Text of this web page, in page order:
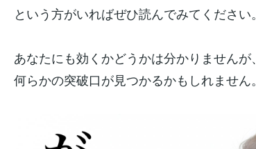
という方がいればぜひ読んでみてください。
あなたにも効くかどうかは分かりませんが、
何らかの突破口が見つかるかもしれません。